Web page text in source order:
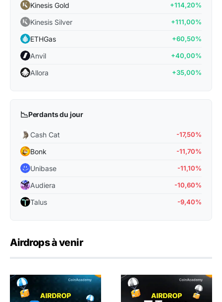
Kinesis Gold +114,20%
Kinesis Silver +111,00%
ETHGas +60,50%
Anvil +40,00%
Allora +35,00%
📉Perdants du jour
Cash Cat -17,50%
Bonk -11,70%
Unibase -11,10%
Audiera -10,60%
Talus -9,40%
Airdrops à venir
Airdrop crypto Dreamcash : comment y être éligible ?
Airdrop crypto Tempo :